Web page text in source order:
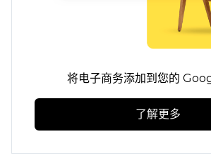
将电子商务添加到您的
了解更多